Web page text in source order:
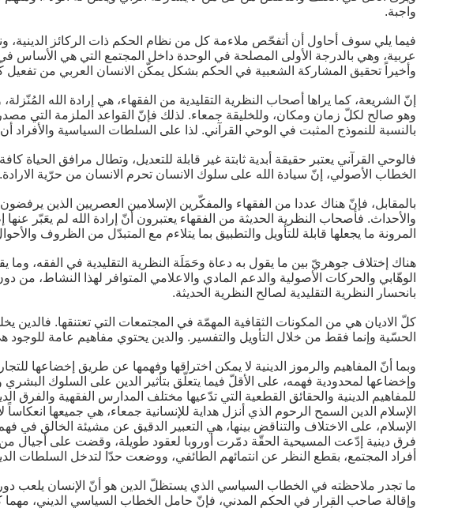
واجبة.
فيما يلي سوف أحاول أن أتفحّص ملاءمة كل من نظام الحكم ذات الركائز الدينية،
عربية، وهي بالدرجة الأولى المصلحة في الوحدة داخل المجتمع التي هي الأساس
وأخيراً تحقيق المشاركة الشعبية في الحكم بشكل يمكّن الانسان العربي من تفعيل
إنّ الشريعة، كما يراها أصحاب النظرية التقليدية من الفقهاء، هي إرادة الله
وهو صالح لكلّ زمان ومكان، وللخليقة جمعاء. لذلك فإنّ القواعد الملزمة التي
بالنسبة للنموذج المثبت في الوحي القرآني. لذا على السلطات السياسية
فالوحي القرآني يعتبر حقيقة أبدية ثابتة غير قابلة للتعديل، وتطال مرافق الحياة
الخطاب الأصولي، إنّ سيادة الله على سلوك الانسان تحرم الانسان من حرّية الارادة.
بالمقابل، فإنّ هناك عددا من الفقهاء والمفكّرين الإسلامين العصريين الذين
والأحداث. فأصحاب النظرية الحديثة من الفقهاء يعتبرون أنّ إرادة الله لم يعَبّر
المرونة ما يجعلها قابلة للتأويل والتطبيق بما يتلاءم مع المتبدّل من الظروف
هناك إختلاف جوهريّ بين ما يقول به دعاة وحَمَلَة النظرية التقليدية في الفقه،
الوهّابي والحركات الأصولية والدعم المادي والاعلامي المتوافر لهذا النشاط، من
بانحسار النظرية التقليدية لصالح النظرية الحديثة.
كلّ الاديان هي من المكونات الثقافية المهمّة في المجتمعات التي تعتنقها. فالدين
الحسّية وإنما فقط من خلال التأويل والتفسير. والدين يحتوي مفاهيم عامة
وبما أنّ المفاهيم والرموز الدينية لا يمكن اختراقها وفهمها عن طريق إخضاعها
وإخضاعها لمحدودية فهمه، على الأقلّ فيما يتعلّق بتأثير الدين على السلوك البشري
للمفاهيم الدينية والحقائق القطعية التي تدّعيها مختلف المدارس الفقهية
الإسلام الدين السمح الرحوم الذي أنزل هداية للإنسانية جمعاء، هي جميعها
الإسلام، على الاختلاف والتناقض بينها، هي التعبير الدقيق عن مشيئة الخالق في
فرق دينية إدّعت المسيحية الحقّة دمّرت أوروبا لعقود طويلة، وقضت على أجيال من
أفراد المجتمع، بقطع النظر عن انتمائهم الطائفي، ووضعت حدّا لتدخل السلطات
ما تجدر ملاحظته في الخطاب السياسي الذي يستظلّ الدين هو أنّ الإنسان يلعب
وإقالة صاحب القرار في الحكم المدني، فإنّ حامل الخطاب السياسي الديني، مهما